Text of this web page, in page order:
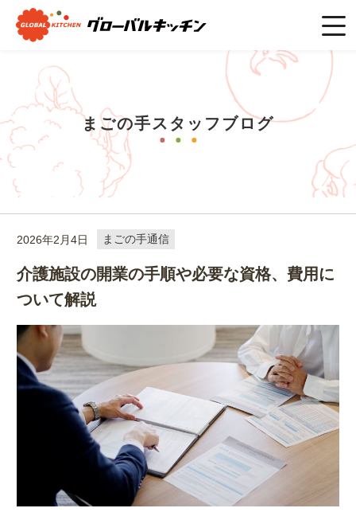
ホーム>まごの手スタッフブログ>まごの手通信
介護施設の
開業の手順や必要な資格、費用について解説
まごの手スタッフブログ
2026年2月4日 まごの手通信
介護施設の開業の手順や必要な資格、費用に
ついて解説